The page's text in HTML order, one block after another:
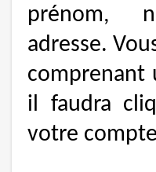
prénom,
adresse.
comprenant
il faudra
votre